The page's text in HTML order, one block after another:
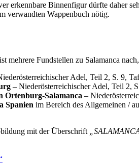
erkennbare Binnenfigur dürfte daher
verwandten Wappenbuch nötig.
mehrere Fundstellen zu Salamanca
Adel, Teil 2, S. 9,
– Niederösterreichischer Adel, Teil 2,
Ortenburg-Salamanca –
Spanien im Bereich des Allgemeinen /
mit der Überschrift